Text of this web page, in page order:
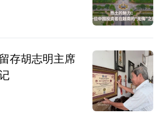
存胡志明主席